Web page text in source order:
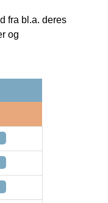
fra bl.a. deres
og